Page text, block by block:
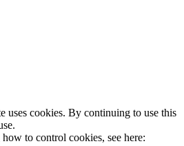
uses cookies. By continuing to use this
to control cookies, see here: